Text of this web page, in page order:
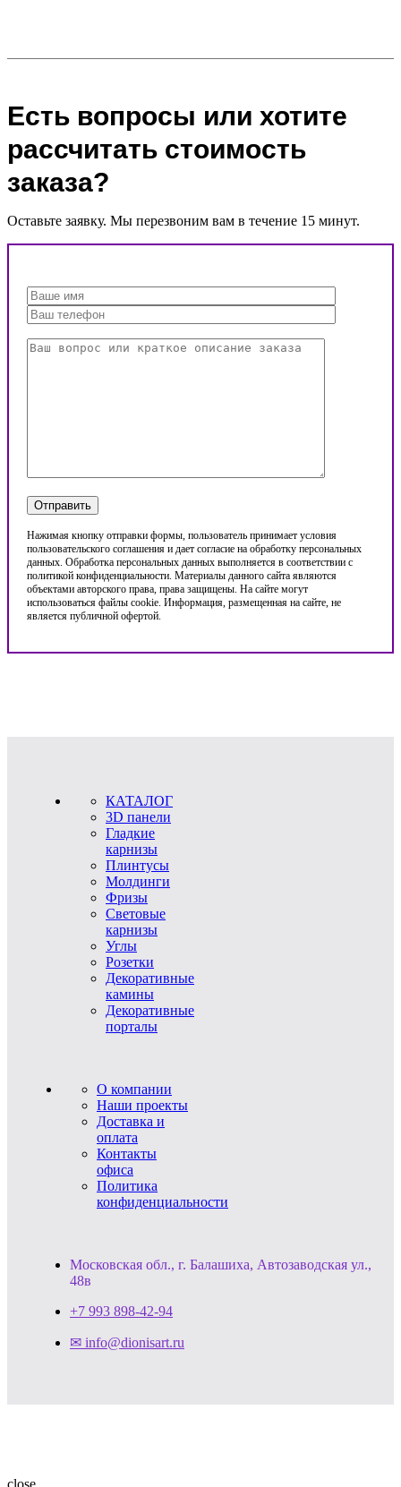
Есть вопросы или хотите
рассчитать стоимость
заказа?
Оставьте заявку. Мы перезвоним вам в течение 15 минут.
Нажимая кнопку отправки формы, пользователь принимает условия
пользовательского соглашения и дает согласие на обработку персональных
данных. Обработка персональных данных выполняется в соответствии с
политикой конфиденциальности. Материалы данного сайта являются
объектами авторского права, права защищены. На сайте могут
использоваться файлы cookie. Информация, размещенная на сайте, не
является публичной офертой.
КАТАЛОГ
3D панели
Гладкие
карнизы
Плинтусы
Молдинги
Фризы
Световые
карнизы
Углы
Розетки
Декоративные
камины
Декоративные
порталы
О компании
Наши проекты
Доставка и
оплата
Контакты
офиса
Политика
конфиденциальности
Московская обл., г. Балашиха, Автозаводская ул.,
48в
+7 993 898-42-94
✉ info@dionisart.ru
close